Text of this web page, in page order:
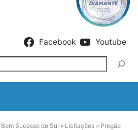
Facebook Youtube
Sucesso do Sul » Licitações » Pregão